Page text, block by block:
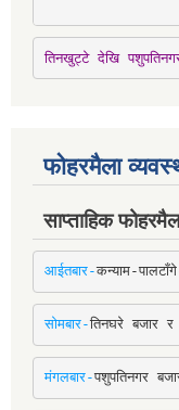
तिनखुट्टे देखि
फोहरमैला
साप्ताहिक
आईतबार-कन्याम-
सोमबार-तिनघरे बजार
मंगलबार-पशुपतिनगर